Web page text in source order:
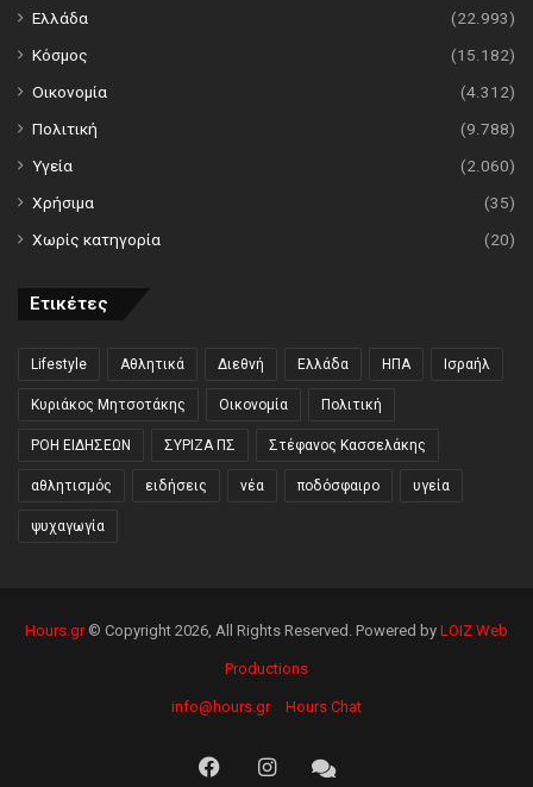
Ελλάδα
(22.993)
Κόσμος
(15.182)
Οικονομία
(4.312)
Πολιτική
(9.788)
Υγεία
(2.060)
Χρήσιμα
(35)
Χωρίς κατηγορία
(20)
Ετικέτες
Lifestyle Αθλητικά Διεθνή Ελλάδα ΗΠΑ Ισραήλ
Κυριάκος Μητσοτάκης Οικονομία Πολιτική
ΡΟΗ ΕΙΔΗΣΕΩΝ ΣΥΡΙΖΑ ΠΣ Στέφανος Κασσελάκης
αθλητισμός ειδήσεις νέα ποδόσφαιρο υγεία
ψυχαγωγία
Hours.gr© Copyright 2026, All Rights Reserved. Powered by LOIZ Web
Productions
info@hours.gr Hours Chat
FacebookInstagramHours